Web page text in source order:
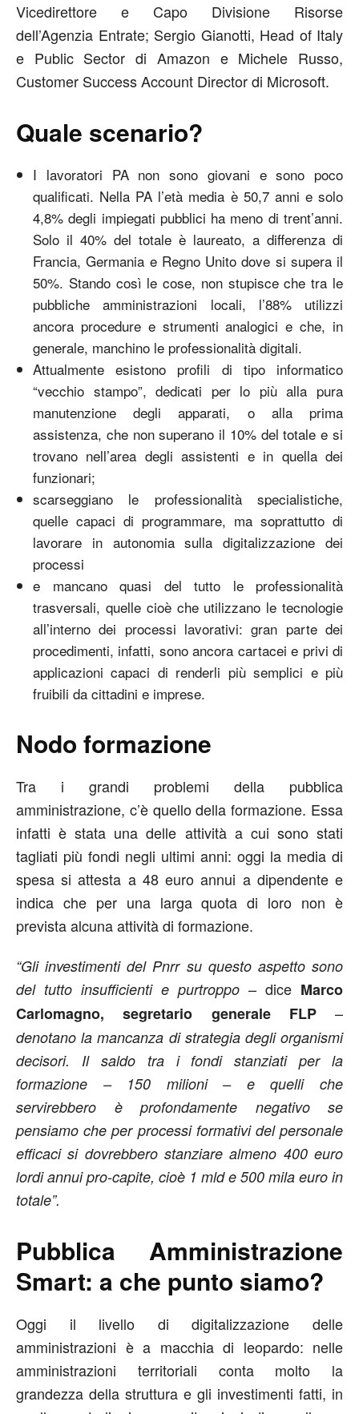
Vicedirettore e Capo Divisione Risorse
dell’Agenzia Entrate; Sergio Gianotti, Head of Italy
e Public Sector di Amazon e Michele Russo,
Customer Success Account Director di Microsoft.
Quale scenario?
I lavoratori PA non sono giovani e sono poco
qualificati. Nella PA l’età media è 50,7 anni e solo
4,8% degli impiegati pubblici ha meno di trent’anni.
Solo il 40% del totale è laureato, a differenza di
Francia, Germania e Regno Unito dove si supera il
50%. Stando così le cose, non stupisce che tra le
pubbliche amministrazioni locali, l’88% utilizzi
ancora procedure e strumenti analogici e che, in
generale, manchino le professionalità digitali.
Attualmente esistono profili di tipo informatico
“vecchio stampo”, dedicati per lo più alla pura
manutenzione degli apparati, o alla prima
assistenza, che non superano il 10% del totale e si
trovano nell’area degli assistenti e in quella dei
funzionari;
scarseggiano le professionalità specialistiche,
quelle capaci di programmare, ma soprattutto di
lavorare in autonomia sulla digitalizzazione dei
processi
e mancano quasi del tutto le professionalità
trasversali, quelle cioè che utilizzano le tecnologie
all’interno dei processi lavorativi: gran parte dei
procedimenti, infatti, sono ancora cartacei e privi di
applicazioni capaci di renderli più semplici e più
fruibili da cittadini e imprese.
Nodo formazione
Tra i grandi problemi della pubblica
amministrazione, c’è quello della formazione. Essa
infatti è stata una delle attività a cui sono stati
tagliati più fondi negli ultimi anni: oggi la media di
spesa si attesta a 48 euro annui a dipendente e
indica che per una larga quota di loro non è
prevista alcuna attività di formazione.
“Gli investimenti del Pnrr su questo aspetto sono
del tutto insufficienti e purtroppo – dice Marco
Carlomagno, segretario generale FLP–
denotano la mancanza di strategia degli organismi
decisori. Il saldo tra i fondi stanziati per la
formazione – 150 milioni – e quelli che
servirebbero è profondamente negativo se
pensiamo che per processi formativi del personale
efficaci si dovrebbero stanziare almeno 400 euro
lordi annui pro-capite, cioè 1 mld e 500 mila euro in
totale”.
Pubblica Amministrazione
Smart: a che punto siamo?
Oggi il livello di digitalizzazione delle
amministrazioni è a macchia di leopardo: nelle
amministrazioni territoriali conta molto la
grandezza della struttura e gli investimenti fatti, in